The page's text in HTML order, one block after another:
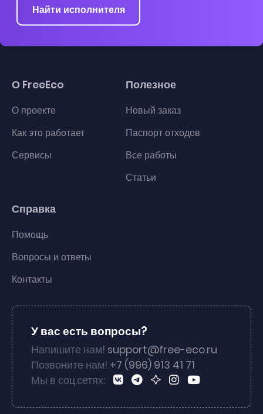
Найти исполнителя
О FreeEco
О проекте
Как это работает
Сервисы
Полезное
Новый заказ
Паспорт отходов
Все работы
Статьи
Справка
Помощь
Вопросы и ответы
Контакты
У вас есть вопросы?
Напишите нам! support@free-eco.ru
Позвоните нам! +7 (996) 913 41 71
Мы в соц.сетях: